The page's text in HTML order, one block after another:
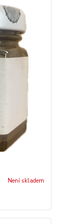
Není skladem